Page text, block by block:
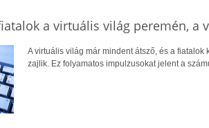
a virtuális világ peremén, a
A virtuális világ már mindent átsző, és a
zajlik. Ez folyamatos impulzusokat jelent a